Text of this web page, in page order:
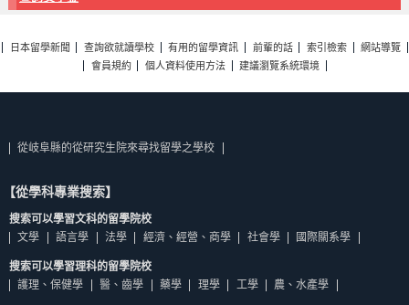
日本留學新聞 查詢欲就讀學校 有用的留學資訊 前輩的話 索引檢索
網站導覽
會員規約
個人資料使用方法 建議瀏覽系統環境
從岐阜縣的從研究生院來尋找留學之學校
【從學科專業搜索】
搜索可以學習文科的留學院校
文學
語言學 法學 經濟、經營、商學 社會學 國際關系學
搜索可以學習理科的留學院校
護理、保健學
醫、齒學 藥學 理學 工學 農、水產學